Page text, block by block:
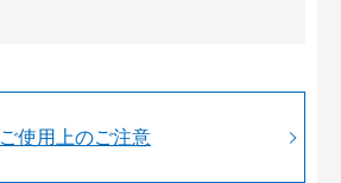
ご使用上のご注意